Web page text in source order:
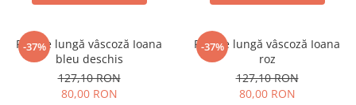
-37%
Rochie lungă vâscoză Ioana
bleu deschis
127,10 RON
80,00 RON
-37%
Rochie lungă vâscoză Ioana
roz
127,10 RON
80,00 RON